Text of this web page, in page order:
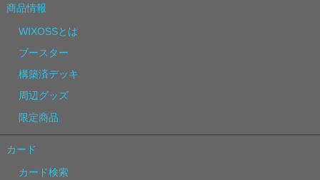
商品情報
WIXOSSとは
ブースター
構築済デッキ
周辺グッズ
限定商品
カード
カード検索